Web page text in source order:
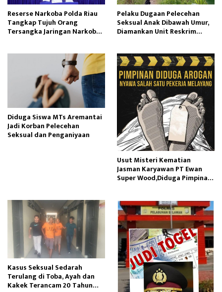
Reserse Narkoba Polda Riau
Tangkap Tujuh Orang
Tersangka Jaringan Narkoba
Pelaku Dugaan Pelecehan
Seksual Anak Dibawah Umur,
Diamankan Unit Reskrim
Diduga Siswa MTs Aremantai
Jadi Korban Pelecehan
Seksual dan Penganiyaan
Usut Misteri Kematian
Jasman Karyawan PT Ewan
Super Wood,Diduga Pimpinan
Kasus Seksual Sedarah
Terulang di Toba, Ayah dan
Kakek Terancam 20 Tahun